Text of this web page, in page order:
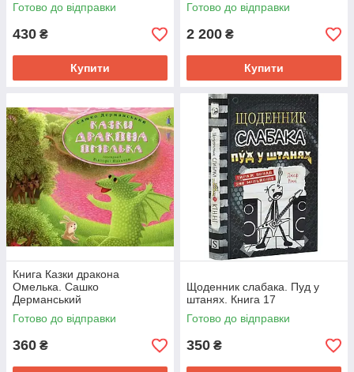
Готово до відправки
430 ₴
Купити
Готово до відправки
2 200 ₴
Купити
Книга Казки дракона
Омелька. Сашко
Дерманський
Готово до відправки
360 ₴
Щоденник слабака. Пуд у
штанях. Книга 17
Готово до відправки
350 ₴